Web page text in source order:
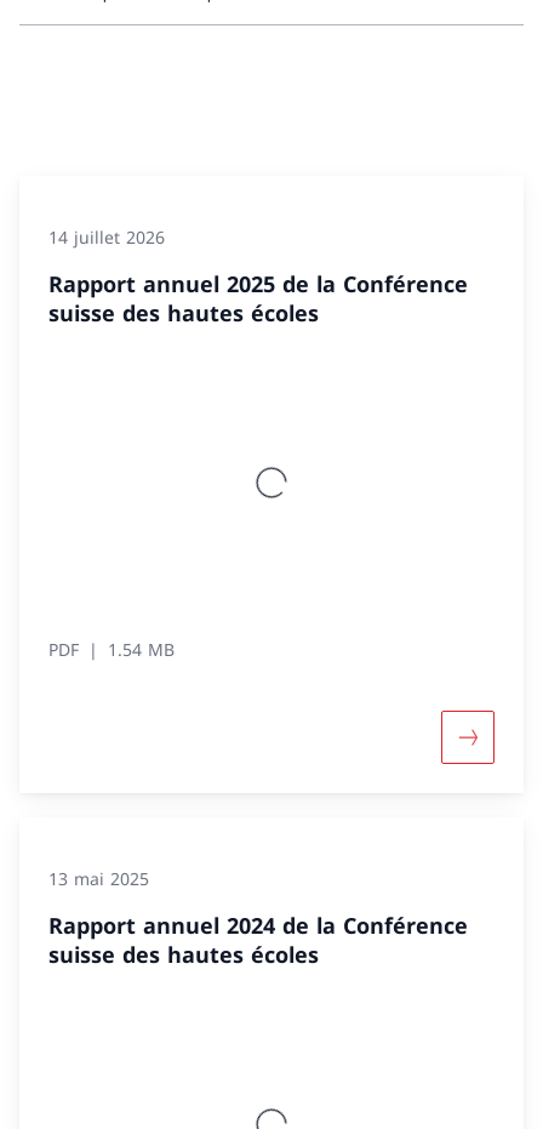
14 juillet 2026
Rapport annuel 2025 de la Conférence
suisse des hautes écoles
PDF 1.54 MB
13 mai 2025
Rapport annuel 2024 de la Conférence
suisse des hautes écoles